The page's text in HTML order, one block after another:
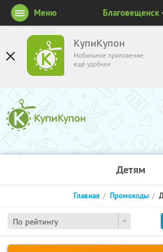
КупиКупон
Мобильное приложение
ещё удобнее
Меню Благовещенск
Детям
По рейтингу
Главная Промокоды